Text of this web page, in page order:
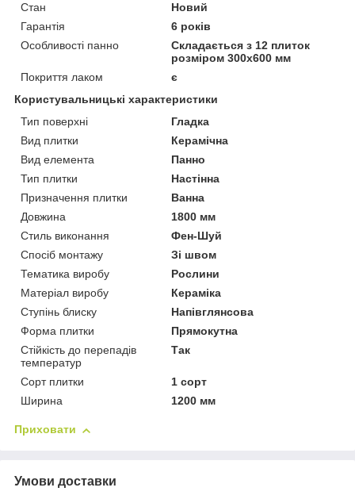
Стан
Новий
Гарантія
6 років
Особливості панно
Складається з 12 плиток
розміром 300х600 мм
Покриття лаком
є
Користувальницькі характеристики
Тип поверхні
Гладка
Вид плитки
Керамічна
Вид елемента
Панно
Тип плитки
Настінна
Призначення плитки
Ванна
Довжина
1800 мм
Стиль виконання
Фен-Шуй
Спосіб монтажу
Зі швом
Тематика виробу
Рослини
Матеріал виробу
Кераміка
Ступінь блиску
Напівглянсова
Форма плитки
Прямокутна
Стійкість до перепадів
температур
Так
Сорт плитки
1 сорт
Ширина
1200 мм
Приховати
Умови доставки